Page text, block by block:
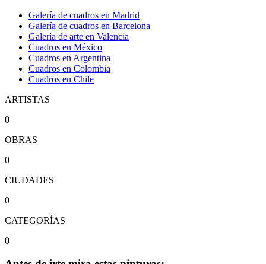
Galería de cuadros en Madrid
Galería de cuadros en Barcelona
Galería de arte en Valencia
Cuadros en México
Cuadros en Argentina
Cuadros en Colombia
Cuadros en Chile
ARTISTAS
0
OBRAS
0
CIUDADES
0
CATEGORÍAS
0